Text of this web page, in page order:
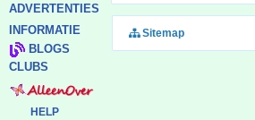
ADVERTENTIES
INFORMATIE
BLOGS
CLUBS
HELP
Sitemap